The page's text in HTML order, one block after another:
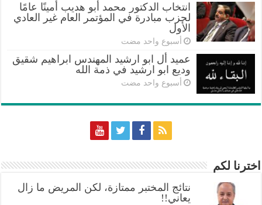
انتخاب الدكتور محمد أبو هديب أمينًا عامًا
لحزب مبادرة في المؤتمر العام غير العادي
الأول
‏أسبوع واحد مضت
عميد أل ابو ارشيد المهندس ابراهيم شقيق
وديع ابو ارشيد في ذمة الله
‏أسبوع واحد مضت
اخترنا لكم
نتائج المختبر ممتازة، لكن المريض ما زال
يعاني!!